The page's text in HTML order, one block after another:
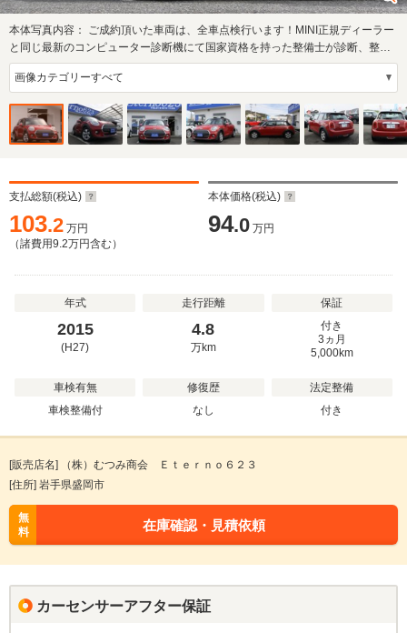
本体写真内容： ご成約頂いた車両は、全車点検行います！MINI正規ディーラー
と同じ最新のコンピューター診断機にて国家資格を持った整備士が診断、整備
を実施致し…
支払総額(税込)
103.2 万円
（諸費用9.2万円含む）
本体価格(税込)
94.0 万円
年式
2015
(H27)
走行距離
4.8
万km
保証
付き
3ヵ月
5,000km
車検有無
車検整備付
修復歴
なし
法定整備
付き
[販売店名] （株）むつみ商会 Ｅｔｅｒｎｏ６２３
[住所] 岩手県盛岡市
無
料
在庫確認・見積依頼
カーセンサーアフター保証